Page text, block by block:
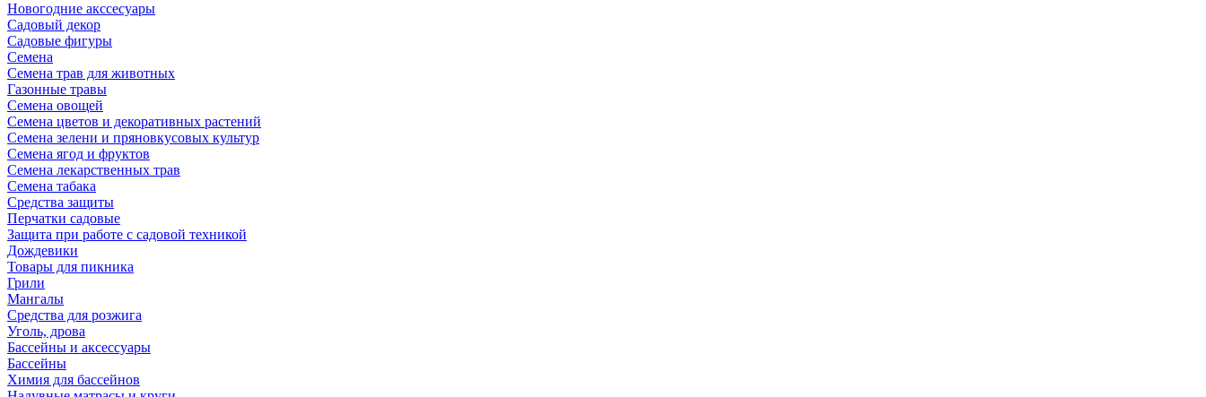
Новогодние акссесуары
Садовый декор
Садовые фигуры
Семена
Семена трав для животных
Газонные травы
Семена овощей
Семена цветов и декоративных растений
Семена зелени и пряновкусовых культур
Семена ягод и фруктов
Семена лекарственных трав
Семена табака
Средства защиты
Перчатки садовые
Защита при работе с садовой техникой
Дождевики
Товары для пикника
Грили
Мангалы
Средства для розжига
Уголь, дрова
Бассейны и аксессуары
Бассейны
Химия для бассейнов